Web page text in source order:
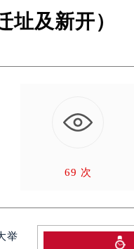
及新开）
69 次
举